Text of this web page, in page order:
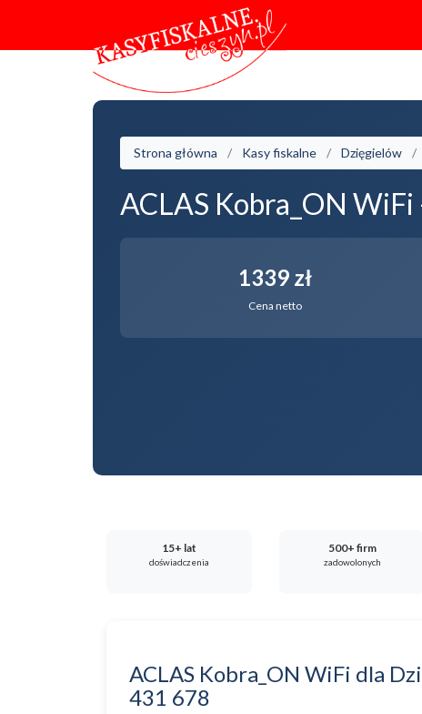
Strona główna Kasy fiskalne Dzięgielów
ACLAS Kobra_ON
1339 zł
Cena netto
15+ lat
doświadczenia
500+ firm
zadowolonych
ACLAS Kobra_ON WiFi dla
431 678